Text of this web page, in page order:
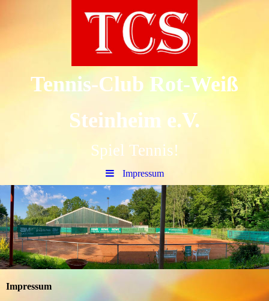
Tennis-Club Rot-Weiß
Steinheim e.V.
Spiel Tennis!
Impressum
Impressum